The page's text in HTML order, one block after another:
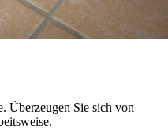
Überzeugen Sie sich von